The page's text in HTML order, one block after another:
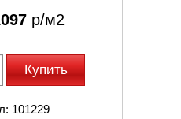
р/м2
Купить
101229